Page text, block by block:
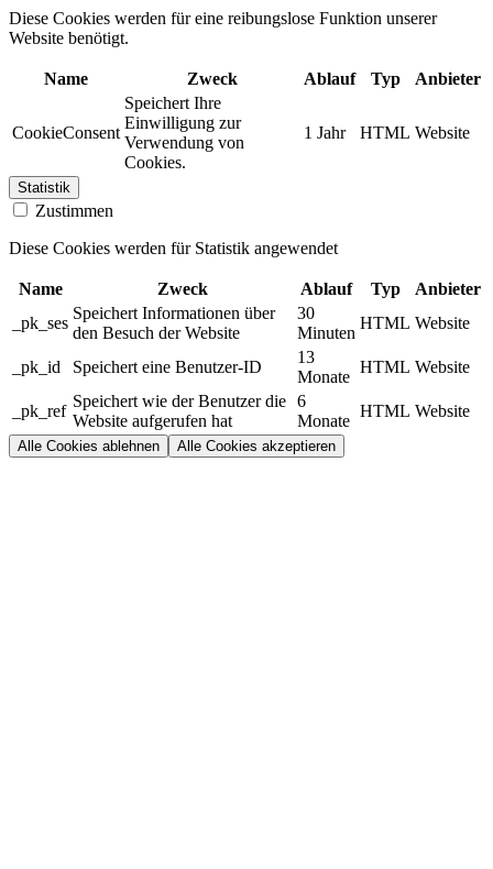
Diese Cookies werden für eine reibungslose Funktion unserer
Website benötigt.
Name Zweck Ablauf Typ Anbieter
CookieConsent
Speichert Ihre
Einwilligung zur
Verwendung von
Cookies.
1 Jahr HTML Website
Statistik
Zustimmen
Diese Cookies werden für Statistik angewendet
Name Zweck Ablauf Typ
Anbieter
_pk_ses
Speichert Informationen über
den Besuch der Website
30
Minuten
HTML Website
_pk_id Speichert eine Benutzer-ID
13
Monate
HTML Website
_pk_ref
Speichert wie der Benutzer die
Website aufgerufen hat
6
Monate
HTML Website
Alle Cookies ablehnen Alle Cookies akzeptieren